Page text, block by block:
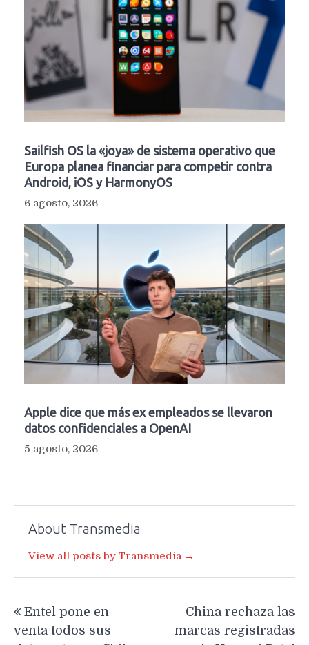
Sailfish OS la «joya» de sistema operativo que
Europa planea financiar para competir contra
Android, iOS y HarmonyOS
6 agosto, 2026
Apple dice que más ex empleados se llevaron
datos confidenciales a OpenAI
5 agosto, 2026
About Transmedia
View all posts by Transmedia →
de
Entel pone en
venta todos sus
China rechaza las
marcas registradas